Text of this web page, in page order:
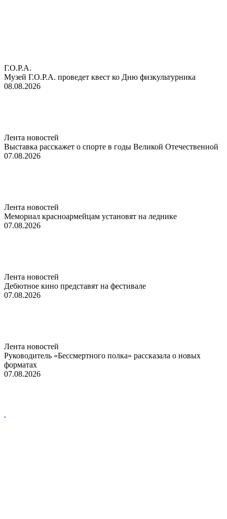
Г.О.Р.А.
Музей Г.О.Р.А. проведет квест ко Дню физкультурника
08.08.2026
Лента новостей
Выставка расскажет о спорте в годы Великой Отечественной
07.08.2026
Лента новостей
Мемориал красноармейцам установят на леднике
07.08.2026
Лента новостей
Дебютное кино представят на фестивале
07.08.2026
Лента новостей
Руководитель «Бессмертного полка» рассказала о новых
форматах
07.08.2026